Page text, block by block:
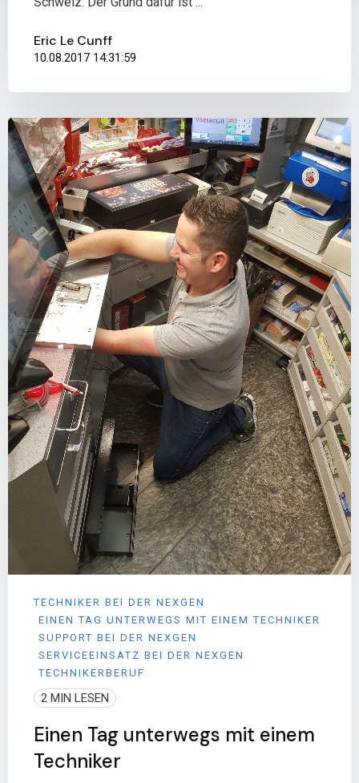
Eric Le Cunff
10.08.2017 14:31:59
TECHNIKER BEI DER NEXGEN
EINEN TAG UNTERWEGS MIT EINEM TECHNIKER
SUPPORT BEI DER NEXGEN
SERVICEEINSATZ BEI DER NEXGEN
TECHNIKERBERUF
2 MIN LESEN
Einen Tag unterwegs mit einem
Techniker